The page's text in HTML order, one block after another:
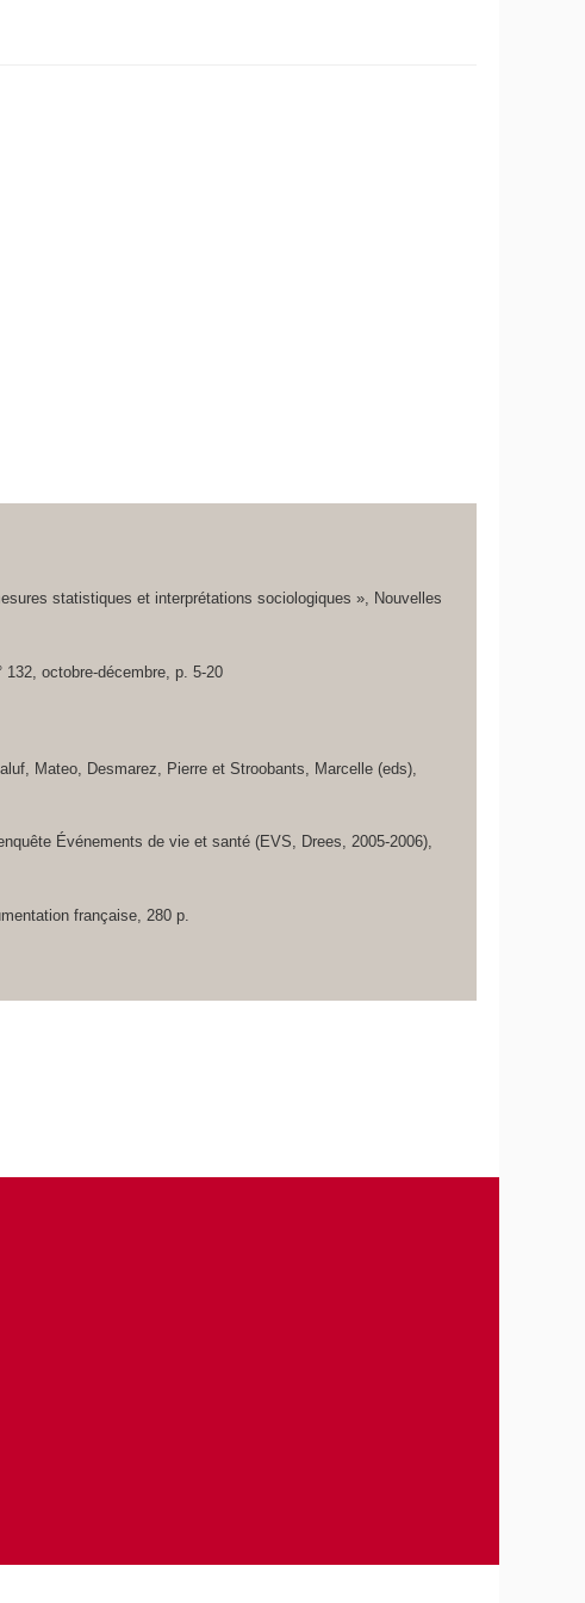
statistiques et interprétations sociologiques », Nouvelles
octobre-décembre, p. 5-20
Mateo, Desmarez, Pierre et Stroobants, Marcelle (eds),
Événements de vie et santé (EVS, Drees, 2005-2006),
française, 280 p.